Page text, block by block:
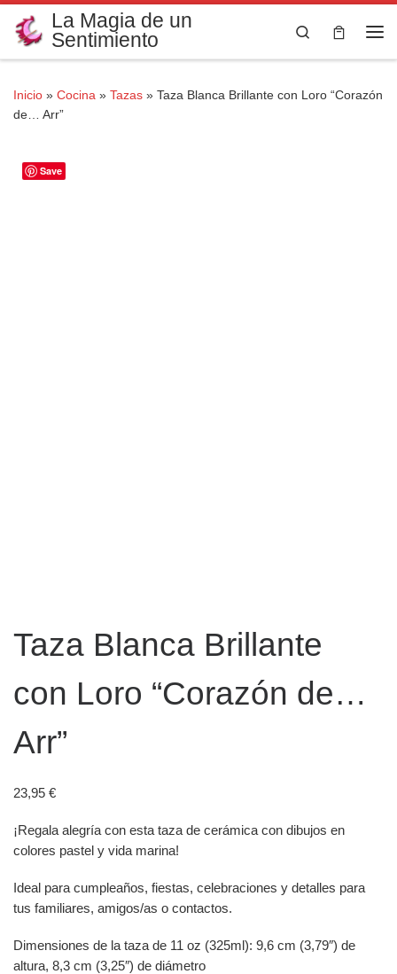
Saltar al contenido
La Magia de un
Sentimiento
Search
Inicio » Cocina » Tazas » Taza Blanca Brillante con Loro “Corazón
de… Arr”
Save
Taza Blanca Brillante
con Loro “Corazón de…
Arr”
23,95 €
¡Regala alegría con esta taza de cerámica con dibujos en
colores pastel y vida marina!
Ideal para cumpleaños, fiestas, celebraciones y detalles para
tus familiares, amigos/as o contactos.
Dimensiones de la taza de 11 oz (325ml): 9,6 cm (3,79″) de
altura, 8,3 cm (3,25″) de diámetro